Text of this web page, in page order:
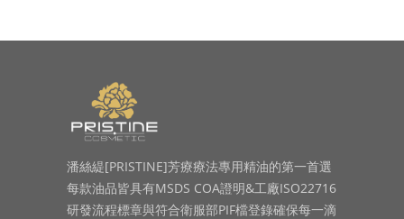
潘絲緹[PRISTINE]芳療療法專用精油的第一首選
每款油品皆具有MSDS COA證明&工廠ISO22716
研發流程標章與符合衛服部PIF檔登錄確保每一滴